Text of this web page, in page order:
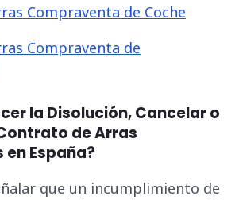
Compraventa de Coche
Compraventa de
la Disolución, Cancelar o
de Arras
España?
que un incumplimiento de